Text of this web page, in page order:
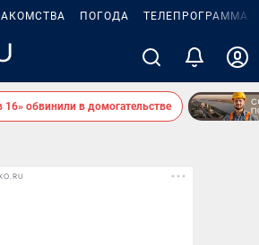
ПОГОДА ТЕЛЕПРОГРАММА
обвинили в домогательстве